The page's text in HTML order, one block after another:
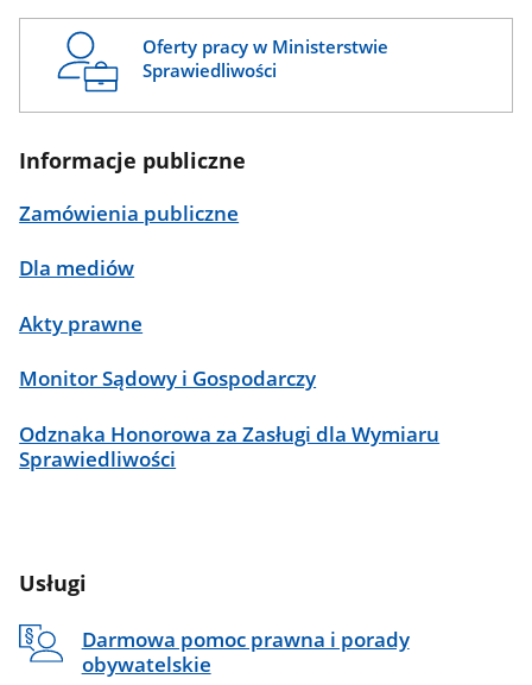
Oferty pracy w Ministerstwie
Sprawiedliwości
Informacje publiczne
Zamówienia publiczne
Dla mediów
Akty prawne
Monitor Sądowy i Gospodarczy
Odznaka Honorowa za Zasługi dla Wymiaru
Sprawiedliwości
Usługi
Darmowa pomoc prawna i porady
obywatelskie